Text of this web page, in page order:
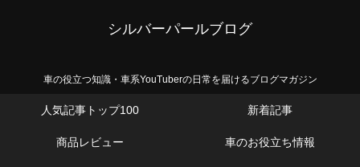
シルバーパールブログ
車の役立つ知識・車系YouTuberの日常を届けるブログマガジン
人気記事トップ100 新着記事
商品レビュー 車のお役立ち情報